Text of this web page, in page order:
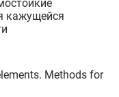
кажущейся
Methods for